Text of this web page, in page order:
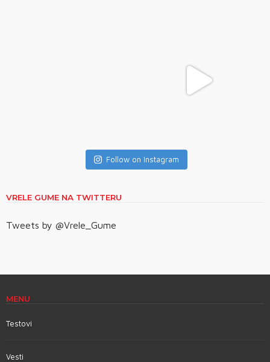
Follow on Instagram
VRELE GUME NA TWITTERU
Tweets by @Vrele_Gume
MENU
Testovi
Vesti